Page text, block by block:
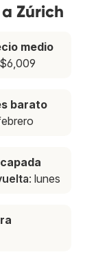
Zúrich
medio
$6,009
barato
: lunes